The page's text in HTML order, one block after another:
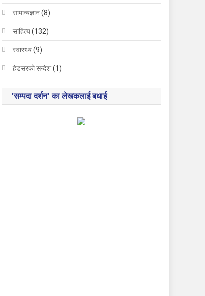
सामान्यज्ञान(8)
साहित्य(132)
स्वास्थ्य(9)
हेडसरकाे सन्देश(1)
'सम्पदा दर्शन' का लेखकलाई बधाई